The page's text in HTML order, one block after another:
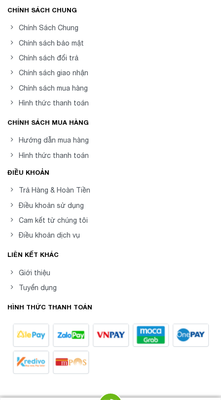
CHÍNH SÁCH CHUNG
Chính Sách Chung
Chính sách bảo mật
Chính sách đổi trả
Chính sách giao nhận
Chính sách mua hàng
Hình thức thanh toán
CHÍNH SÁCH MUA HÀNG
Hướng dẫn mua hàng
Hình thức thanh toán
ĐIỀU KHOẢN
Trả Hàng & Hoàn Tiền
Điều khoản sử dụng
Cam kết từ chúng tôi
Điều khoản dịch vụ
LIÊN KẾT KHÁC
Giới thiệu
Tuyển dụng
HÌNH THỨC THANH TOÁN